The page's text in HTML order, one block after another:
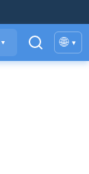
▼ 🌐 ▾